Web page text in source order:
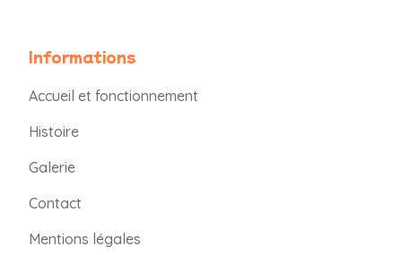
Informations
Accueil et fonctionnement
Histoire
Galerie
Contact
Mentions légales